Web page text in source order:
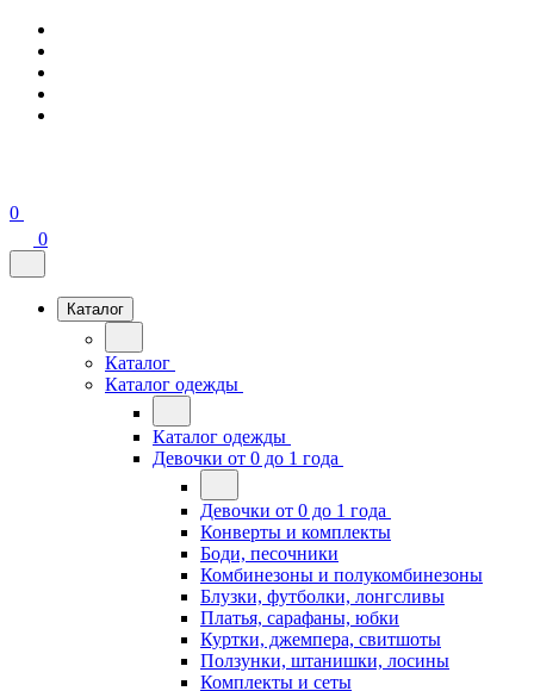
0
0
Каталог
Каталог
Каталог одежды
Каталог одежды
Девочки от 0 до 1 года
Девочки от 0 до 1 года
Конверты и комплекты
Боди, песочники
Комбинезоны и полукомбинезоны
Блузки, футболки, лонгсливы
Платья, сарафаны, юбки
Куртки, джемпера, свитшоты
Ползунки, штанишки, лосины
Комплекты и сеты